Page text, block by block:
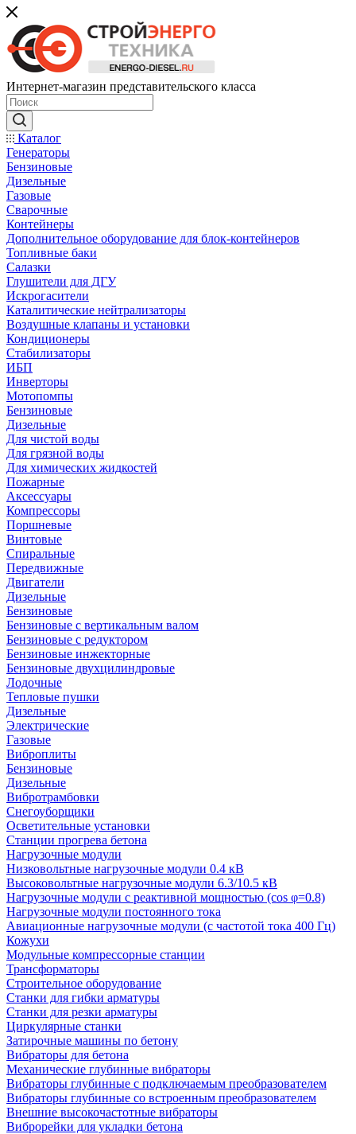
Интернет-магазин представительского класса
Каталог
Генераторы
Бензиновые
Дизельные
Газовые
Сварочные
Контейнеры
Дополнительное оборудование для блок-контейнеров
Топливные баки
Салазки
Глушители для ДГУ
Искрогасители
Каталитические нейтрализаторы
Воздушные клапаны и установки
Кондиционеры
Стабилизаторы
ИБП
Инверторы
Мотопомпы
Бензиновые
Дизельные
Для чистой воды
Для грязной воды
Для химических жидкостей
Пожарные
Аксессуары
Компрессоры
Поршневые
Винтовые
Спиральные
Передвижные
Двигатели
Дизельные
Бензиновые
Бензиновые с вертикальным валом
Бензиновые с редуктором
Бензиновые инжекторные
Бензиновые двухцилиндровые
Лодочные
Тепловые пушки
Дизельные
Электрические
Газовые
Виброплиты
Бензиновые
Дизельные
Вибротрамбовки
Снегоуборщики
Осветительные установки
Станции прогрева бетона
Нагрузочные модули
Низковольтные нагрузочные модули 0.4 кВ
Высоковольтные нагрузочные модули 6.3/10.5 кВ
Нагрузочные модули с реактивной мощностью (cos φ=0.8)
Нагрузочные модули постоянного тока
Авиационные нагрузочные модули (с частотой тока 400 Гц)
Кожухи
Модульные компрессорные станции
Трансформаторы
Строительное оборудование
Станки для гибки арматуры
Станки для резки арматуры
Циркулярные станки
Затирочные машины по бетону
Вибраторы для бетона
Механические глубинные вибраторы
Вибраторы глубинные с подключаемым преобразователем
Вибраторы глубинные со встроенным преобразователем
Внешние высокочастотные вибраторы
Виброрейки для укладки бетона